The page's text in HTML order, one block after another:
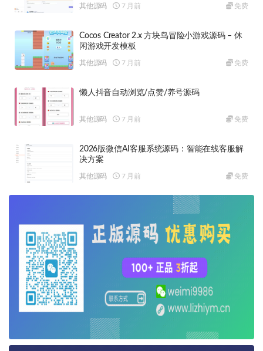
其他源码 7 月前 免费
Cocos Creator 2.x 方块鸟冒险小游戏源码 – 休
闲游戏开发模板
其他源码 7 月前 免费
懒人抖音自动浏览/点赞/养号源码
其他源码 7 月前 免费
2026版微信AI客服系统源码：智能在线客服解
决方案
其他源码 7 月前 免费